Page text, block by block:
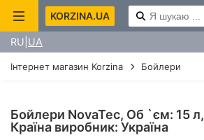
KORZINA.UA
RU UA
Інтернет магазин Korzina Бойлери
Бойлери NovaTec, Об `єм: 15 л,
Країна виробник: Україна